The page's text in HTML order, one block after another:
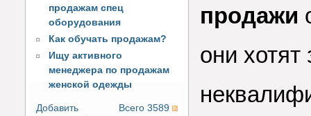
продажам спец
оборудования
Как обучать продажам?
Ищу активного
менеджера по продажам
женской одежды
Всего 3589
Добавить
продажи
они